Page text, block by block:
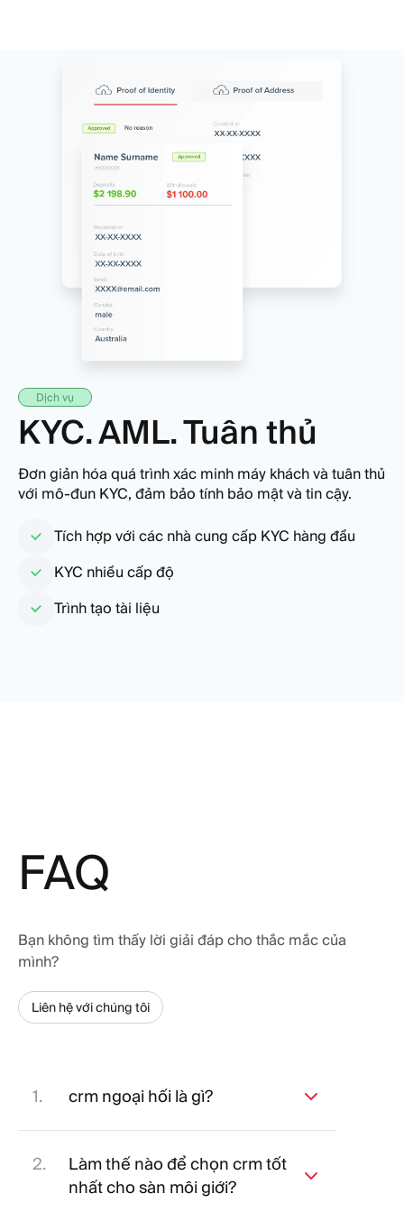
Dịch vụ
KYC. AML. Tuân thủ
Đơn giản hóa quá trình xác minh máy khách và tuân thủ
với mô-đun KYC, đảm bảo tính bảo mật và tin cậy.
Tích hợp với các nhà cung cấp KYC hàng đầu
KYC nhiều cấp độ
Trình tạo tài liệu
FAQ
Bạn không tìm thấy lời giải đáp cho thắc mắc của
mình?
Liên hệ với chúng tôi
crm ngoại hối là gì?
cho phép sàn môi giới quản lý khách
hàng, quản trị viên và đối tác liên kết
trên cùng một nền tảng. Chúng tập
hợp các tính năng như KYC, Thanh
Làm thế nào để chọn crm tốt
nhất cho sàn môi giới?